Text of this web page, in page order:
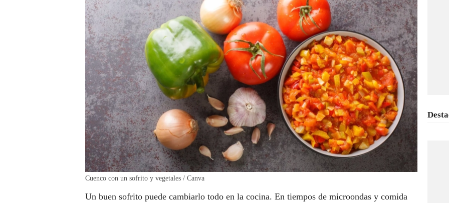
Cuenco con un sofrito y vegetales / Canva
Un buen sofrito puede cambiarlo todo en la cocina. En tiempos de microondas y comida